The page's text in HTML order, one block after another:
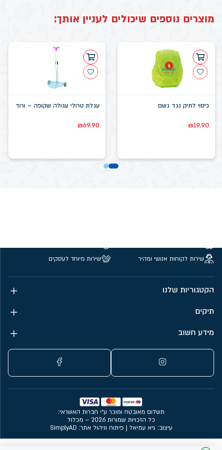
מוצרים נוספים שיכולים לעניין אותך:
כיסוי לתיק נגד גשם
₪19.90
עגלת טרולי עגולה שקופה – ורוד
₪69.90
שירות לקוחות אנושי ומהיר
שירות מיוחד לעסקים
הקטגוריות שלנו
תיקים
מידע חשוב
עיצוב: גיא עמיאל | פיתוח וניהול אתר: SimplyAD
תשלום מאובטח ומוכר ע״י חברות האשראי:
כל הזכויות שמורות 2026 – מכלול